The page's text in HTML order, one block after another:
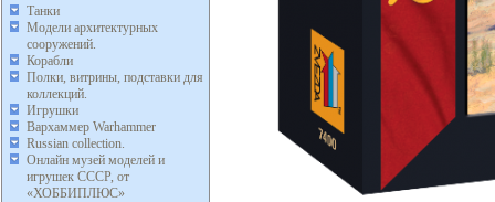
Танки
Модели архитектурных
сооружений.
Корабли
Полки, витрины, подставки для
коллекций.
Игрушки
Вархаммер Warhammer
Russian collection.
Онлайн музей моделей и
игрушек СССР, от
«ХОББИПЛЮС»